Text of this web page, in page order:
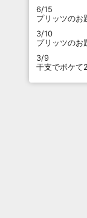
6/15
プリッツのお
3/10
プリッツのお
3/9
干支でボケて